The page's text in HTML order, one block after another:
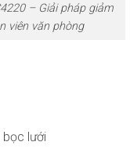
– Giải pháp giảm
viên văn phòng
bọc lưới